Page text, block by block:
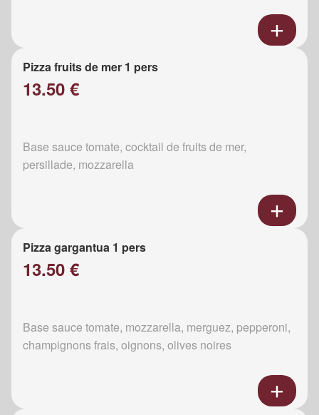
Pizza fruits de mer 1 pers
13.50 €
Base sauce tomate, cocktail de fruits de mer,
persillade, mozzarella
Pizza gargantua 1 pers
13.50 €
Base sauce tomate, mozzarella, merguez, pepperoni,
champignons frais, oignons, olives noires